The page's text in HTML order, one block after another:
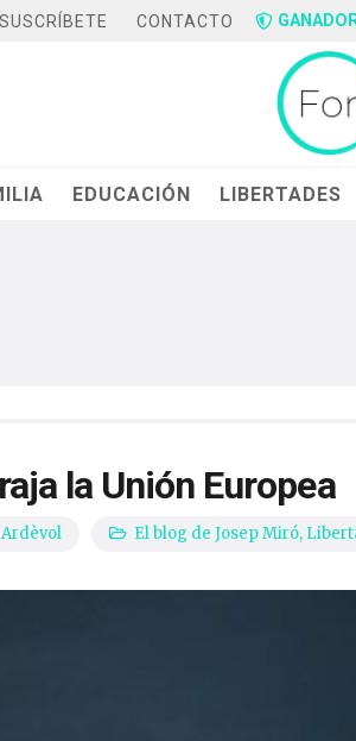
SUSCRÍBETE CONTACTO
EDUCACIÓN LIBERTADES
la Unión Europea
El blog de Josep Miró,